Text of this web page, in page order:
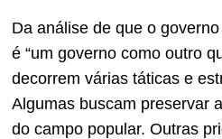
Da análise de que o
é “um governo como outro
decorrem várias táticas e
Algumas buscam preservar
do campo popular. Outras